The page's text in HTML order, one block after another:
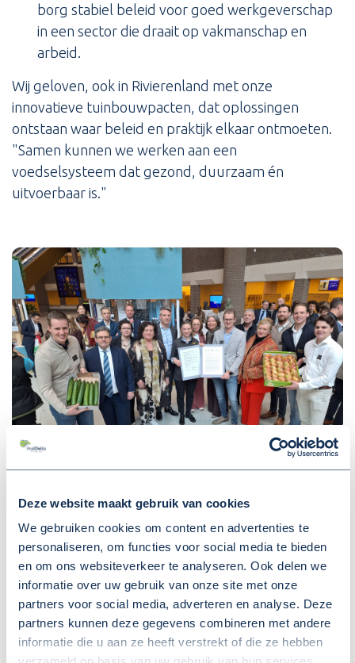
Deze website maakt gebruik van cookies
We gebruiken cookies om content en advertenties te
personaliseren, om functies voor social media te bieden
en om ons websiteverkeer te analyseren. Ook delen we
informatie over uw gebruik van onze site met onze
partners voor social media, adverteren en analyse. Deze
partners kunnen deze gegevens combineren met andere
informatie die u aan ze heeft verstrekt of die ze hebben
borg stabiel beleid voor goed werkgeverschap
in een sector die draait op vakmanschap en
arbeid.
Wij geloven, ook in Rivierenland met onze
innovatieve tuinbouwpacten, dat oplossingen
ontstaan waar beleid en praktijk elkaar ontmoeten.
"Samen kunnen we werken aan een
voedselsysteem dat gezond, duurzaam én
uitvoerbaar is."